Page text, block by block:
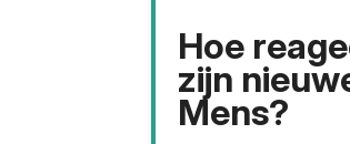
Hoe
zijn
Mens?